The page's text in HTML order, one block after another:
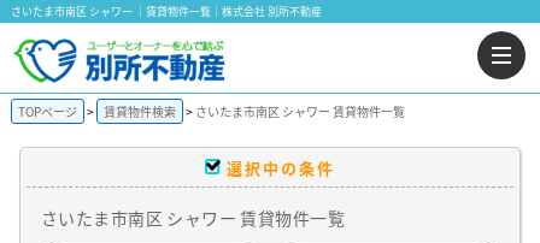
さいたま市南区 シャワー ｜賃貸物件一覧｜株式会社 別所不動産
TOPページ 賃貸物件検索 さいたま市南区 シャワー 賃貸物件一覧
選択中の条件
さいたま市南区 シャワー 賃貸物件一覧